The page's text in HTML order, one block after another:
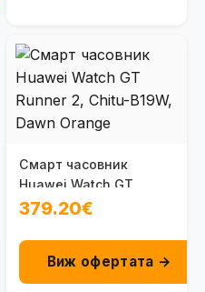
Смарт часовник
Huawei Watch GT
Runner 2, Chitu-B19W,
379.20€
Виж офертата →